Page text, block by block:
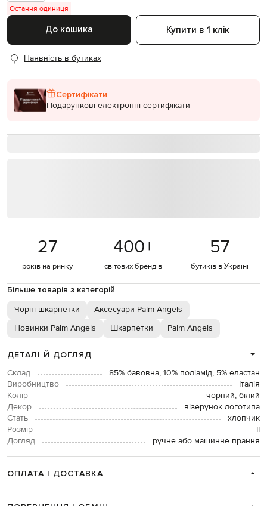
Остання одиниця
До кошика Купити в 1 клік
Наявність в бутиках
Сертифікати
Подарункові електронні сертифікати
27
років на ринку
400+
світових брендів
57
бутиків в Україні
Більше товарів з категорій
Чорні шкарпетки
Аксесуари Palm Angels
Новинки Palm Angels
Шкарпетки Palm Angels
ДЕТАЛІ Й ДОГЛЯД
Склад
85% бавовна, 10% поліамід, 5% еластан
Виробництво
Італія
Колір
чорний, білий
Декор
візерунок логотипа
Стать
хлопчик
Розмір
ІІ
Догляд
ручне або машинне прання
ОПЛАТА І ДОСТАВКА